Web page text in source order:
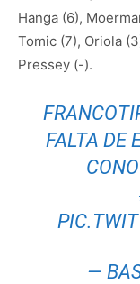
Hanga (6),
Tomic (7), Oriola
Pressey (-).
FALTA DE
—